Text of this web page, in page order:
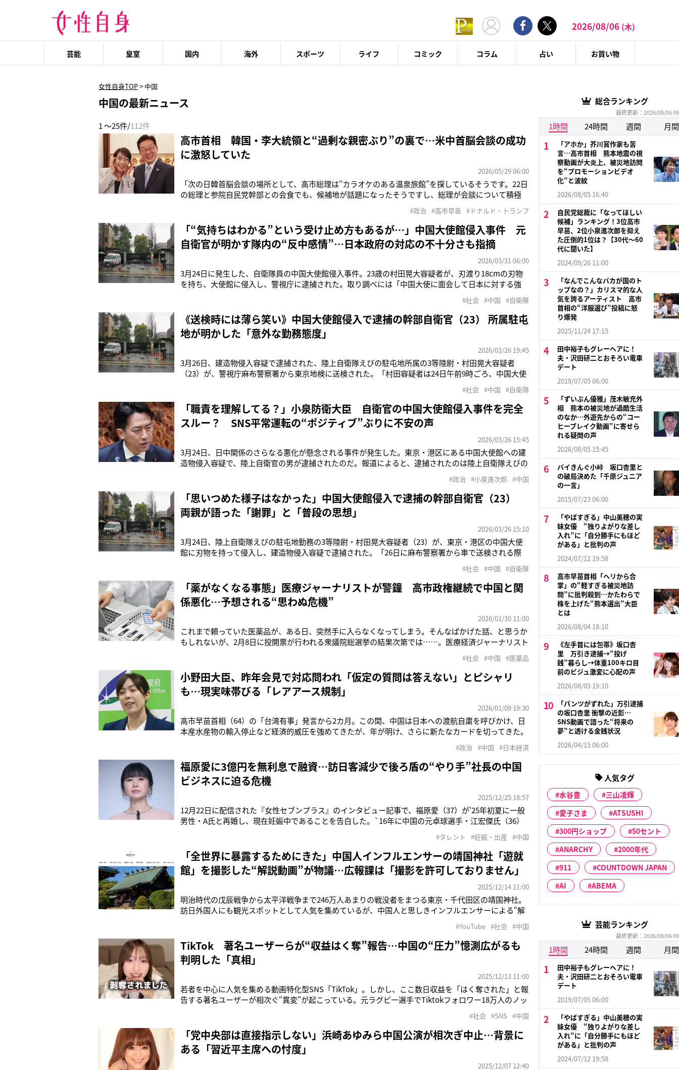
2026/08/06 (木)
芸能 皇室 国内 海外 スポーツ ライフ コミック コラム 占い お買い物
女性自身TOP> 中国
中国の最新ニュース
1 ～25件/112件
高市首相 韓国・李大統領と“過剰な親密ぶり”の裏で…米中首脳会談の成功
に激怒していた
2026/05/29 06:00
「次の日韓首脳会談の場所として、高市総理は“カラオケのある温泉旅館”を探しているそうです。22日
の総理と参院自民党幹部との会食でも、候補地が話題になったそうですし、総理が会談について積極
ン）大統領との首脳会談に臨んだ高市早苗首相。1月以来、4カ月ぶりの会談だったが、前回の高市首
相の故郷である奈良に続いて、
#政治 #高市早苗 #ドナルド・トランプ
「“気持ちはわかる”という受け止め方もあるが…」中国大使館侵入事件 元
自衛官が明かす隊内の“反中感情”…日本政府の対応の不十分さも指摘
2026/03/31 06:00
3月24日に発生した、自衛隊員の中国大使館侵入事件。23歳の村田晃大容疑者が、刃渡り18cmの刃物
を持ち、大使館に侵入し、警視庁に逮捕された。取り調べには「中国大使に面会して日本に対する強
しているという。さらに中国大使館公式Xによれば「神々に代わって中国の外交官を殺害する」と脅迫
したとされる。ひとつ間違えば
#社会 #中国 #自衛隊
《送検時には薄ら笑い》中国大使館侵入で逮捕の幹部自衛官（23） 所属駐屯
地が明かした「意外な勤務態度」
2026/03/26 19:45
3月26日、建造物侵入容疑で逮捕された、陸上自衛隊えびの駐屯地所属の3等陸尉・村田晃大容疑者
（23）が、警視庁麻布警察署から東京地検に送検された。「村田容疑者は24日午前9時ごろ、中国大使
されていました。これまでの調べによると、『中国側に、日本に対する強硬発言を控えてほしかった』
と供述しているといいます。ま
#社会 #中国 #自衛隊
「職責を理解してる？」小泉防衛大臣 自衛官の中国大使館侵入事件を完全
スルー？ SNS平常運転の“ポジティブ”ぶりに不安の声
2026/03/26 15:45
3月24日、日中関係のさらなる悪化が懸念される事件が発生した。東京・港区にある中国大使館への建
造物侵入容疑で、陸上自衛官の男が逮捕されたのだ。報道によると、逮捕されたのは陸上自衛隊えびの
大使館に侵入した疑いが持たれており、調べに対し容疑を認め、「日本に対する強硬発言を控えてほし
かった」「大使に意見が受け
#政治 #小泉進次郎 #中国
「思いつめた様子はなかった」中国大使館侵入で逮捕の幹部自衛官（23）
両親が語った「謝罪」と「普段の思想」
2026/03/26 15:10
3月24日、陸上自衛隊えびの駐屯地勤務の3等陸尉・村田晃大容疑者（23）が、東京・港区の中国大使
館に刃物を持って侵入し、建造物侵入容疑で逮捕された。「26日に麻布警察署から車で送検される際
はないかと思ったぐらいです」（取材を担当した報道関係者）村田容疑者は24日午前9時ごろ、中国大
使館に隣接するビルの4階
#社会 #中国 #自衛隊
「薬がなくなる事態」医療ジャーナリストが警鐘 高市政権継続で中国と関
係悪化…予想される“思わぬ危機”
2026/01/30 11:00
これまで頼っていた医薬品が、ある日、突然手に入らなくなってしまう。そんなばかげた話、と思うか
もしれないが、2月8日に投開票が行われる衆議院総選挙の結果次第では……。医療経済ジャーナリスト
軍民両用品目（軍事と民間の両分野で利用されるもの）の輸出規制リストを公表しました。いっぽ
う、そんな中国に対して譲歩しない
#社会 #中国 #医薬品
小野田大臣、昨年会見で対応問われ「仮定の質問は答えない」とピシャリ
も…現実味帯びる「レアアース規制」
2026/01/09 19:30
高市早苗首相（64）の「台湾有事」発言から2カ月。この間、中国は日本への渡航自粛を呼びかけ、日
本産水産物の輸入停止など経済的威圧を強めてきたが、年が明け、さらに新たなカードを切ってきた。
日の会見で「民生利用は影響を受けない」と話したものの、具体的な対象品目は不透明で、これにレア
アース（希土類）が含まれる場
#政治 #中国 #日本経済
福原愛に3億円を無利息で融資…訪日客減少で後ろ盾の“やり手”社長の中国
ビジネスに迫る危機
2025/12/25 18:57
12月22日に配信された『女性セブンプラス』のインタビュー記事で、福原愛（37）が‘25年初夏に一般
男性・A氏と再婚し、現在妊娠中であることを告白した。`16年に中国の元卓球選手・江宏傑氏（36）
協議の末、‘22年7月に離婚を発表していた。第二の人生をスタートさせた福原を支える人物が夫以外に
もいるようだ
#タレント #妊娠・出産 #中国
「全世界に暴露するためにきた」中国人インフルエンサーの靖国神社「遊就
館」を撮影した“解説動画”が物議…広報課は「撮影を許可しておりません」
2025/12/14 11:00
明治時代の戊辰戦争から太平洋戦争まで246万人あまりの戦没者をまつる東京・千代田区の靖国神社。
訪日外国人にも観光スポットとして人気を集めているが、中国人と思しきインフルエンサーによる“解
ウイン）」で、フォロワー数500万人を超える女性インフルエンサーの動画。靖国神社の境内に併設さ
れた、遺品などを収
#YouTube #社会 #中国
TikTok 著名ユーザーらが“収益はく奪”報告…中国の“圧力”憶測広がるも
判明した「真相」
2025/12/13 11:00
若者を中心に人気を集める動画特化型SNS「TikTok」。しかし、ここ数日収益を「はく奪された」と報
告する著名ユーザーが相次ぐ“異変”が起こっている。元ラグビー選手でTiktokフォロワー18万人のノッ
「はく奪された」と報告。ノッコンと妻のTikTokは毎月20万円ほど収益化されていたというが
#社会 #SNS #中国
「党中央部は直接指示しない」浜崎あゆみら中国公演が相次ぎ中止…背景に
ある「習近平主席への忖度」
2025/12/07 12:40
総合ランキング
最終更新：2026/08/06
1時間 24時間 週間 月間
「アホか」芥川賞作家も苦
言…高市首相 熊本地震の視
察動画が大炎上、被災地訪問
を“プロモーションビデオ
化”と波紋
2026/08/05 16:40
自民党総裁に「なってほしい
候補」ランキング！3位高市
早苗、2位小泉進次郎を抑え
た圧倒的1位は？【30代〜60
代に聞いた】
2024/09/26 11:00
「なんでこんなバカが国のト
ップなの？」カリスマ的な人
気を誇るアーティスト 高市
首相の“洋服選び”投稿に怒
り爆発
2025/11/24 17:15
田中裕子もグレーヘアに！
夫・沢田研二とおそろい電車
デート
2019/07/05 06:00
「ずいぶん優雅」茂木敏充外
相 熊本の被災地が過酷生活
のなか…外遊先からの“コー
ヒーブレイク動画”に寄せら
れる疑問の声
2026/08/05 15:45
バイきんぐ小峠 坂口杏里と
の破局決めた「千原ジュニア
の一言」
2015/07/23 06:00
「やばすぎる」中山美穂の実
妹女優 “独りよがりな差し
入れ”に「自分勝手にもほど
がある」と批判の声
2024/07/12 19:58
高市早苗首相「ヘリから合
掌」の“軽すぎる被災地訪
問”に批判殺到…かたわらで
株を上げた“熊本選出”大臣
とは
2026/08/04 18:10
《左手首には包帯》坂口杏
里 万引き逮捕→“投げ
銭”暮らし→体重100キロ目
前のビジュ激変に心配の声
2026/08/05 19:10
「パンツがずれた」万引逮捕
の坂口杏里 衝撃の近影…
SNS動画で語った“将来の
夢”と透ける金銭状況
2026/04/15 06:00
人気タグ
水谷豊
三山凌輝
愛子さま
ATSUSHI
300円ショップ
50セント
ANARCHY
2000年代
911
COUNTDOWN JAPAN
AI
ABEMA
芸能ランキング
最終更新：2026/08/06
1時間 24時間 週間 月間
田中裕子もグレーヘアに！
夫・沢田研二とおそろい電車
デート
2019/07/05 06:00
「やばすぎる」中山美穂の実
妹女優 “独りよがりな差し
入れ”に「自分勝手にもほど
がある」と批判の声
2024/07/12 19:58